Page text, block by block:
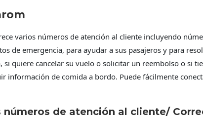
varios números de atención al cliente incluyendo
de emergencia, para ayudar a sus pasajeros y para
quiere cancelar su vuelo o solicitar un reembolso o si
información de comida a bordo. Puede fácilmente
de atención al cliente/